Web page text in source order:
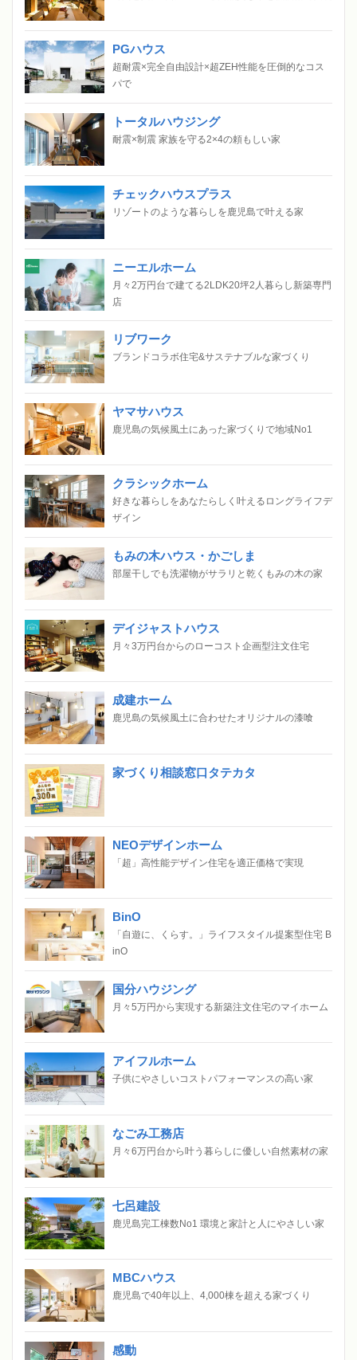
PGハウス
超耐震×完全自由設計×超ZEH性能を圧倒的なコス
パで
トータルハウジング
耐震×制震 家族を守る2×4の頼もしい家
チェックハウスプラス
リゾートのような暮らしを鹿児島で叶える家
ニーエルホーム
月々2万円台で建てる2LDK20坪2人暮らし新築専門
店
リブワーク
ブランドコラボ住宅&サステナブルな家づくり
ヤマサハウス
鹿児島の気候風土にあった家づくりで地域No1
クラシックホーム
好きな暮らしをあなたらしく叶えるロングライフデ
ザイン
もみの木ハウス・かごしま
部屋干しでも洗濯物がサラリと乾くもみの木の家
デイジャストハウス
月々3万円台からのローコスト企画型注文住宅
成建ホーム
鹿児島の気候風土に合わせたオリジナルの漆喰
家づくり相談窓口タテカタ
NEOデザインホーム
「超」高性能デザイン住宅を適正価格で実現
BinO
「自遊に、くらす。」ライフスタイル提案型住宅 B
inO
国分ハウジング
月々5万円から実現する新築注文住宅のマイホーム
アイフルホーム
子供にやさしいコストパフォーマンスの高い家
なごみ工務店
月々6万円台から叶う暮らしに優しい自然素材の家
七呂建設
鹿児島完工棟数No1 環境と家計と人にやさしい家
MBCハウス
鹿児島で40年以上、4,000棟を超える家づくり
感動